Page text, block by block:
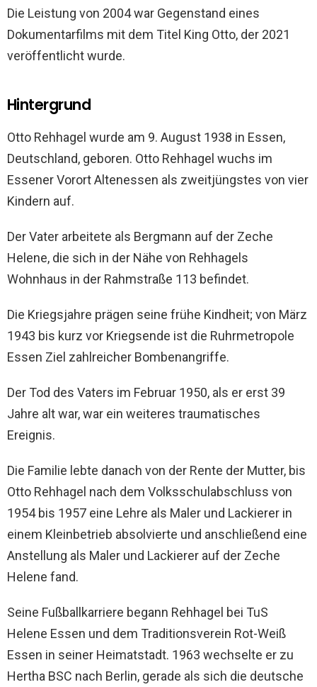
Die Leistung von 2004 war Gegenstand eines
Dokumentarfilms mit dem Titel King Otto, der 2021
veröffentlicht wurde.
Hintergrund
Otto Rehhagel wurde am 9. August 1938 in Essen,
Deutschland, geboren. Otto Rehhagel wuchs im
Essener Vorort Altenessen als zweitjüngstes von vier
Kindern auf.
Der Vater arbeitete als Bergmann auf der Zeche
Helene, die sich in der Nähe von Rehhagels
Wohnhaus in der Rahmstraße 113 befindet.
Die Kriegsjahre prägen seine frühe Kindheit; von März
1943 bis kurz vor Kriegsende ist die Ruhrmetropole
Essen Ziel zahlreicher Bombenangriffe.
Der Tod des Vaters im Februar 1950, als er erst 39
Jahre alt war, war ein weiteres traumatisches
Ereignis.
Die Familie lebte danach von der Rente der Mutter, bis
Otto Rehhagel nach dem Volksschulabschluss von
1954 bis 1957 eine Lehre als Maler und Lackierer in
einem Kleinbetrieb absolvierte und anschließend eine
Anstellung als Maler und Lackierer auf der Zeche
Helene fand.
Seine Fußballkarriere begann Rehhagel bei TuS
Helene Essen und dem Traditionsverein Rot-Weiß
Essen in seiner Heimatstadt. 1963 wechselte er zu
Hertha BSC nach Berlin, gerade als sich die deutsche